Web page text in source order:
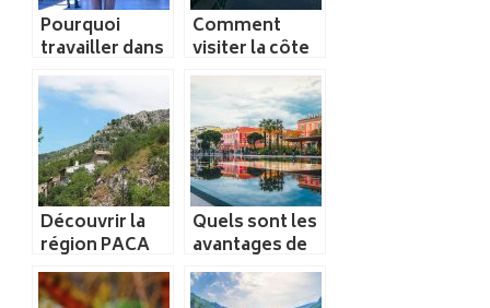
Pourquoi
travailler dans
le tourisme?
Comment
visiter la côte
d’Azur?
Découvrir la
région PACA
en seulement
quelques jours
Quels sont les
avantages de
travailler à
Nice ?